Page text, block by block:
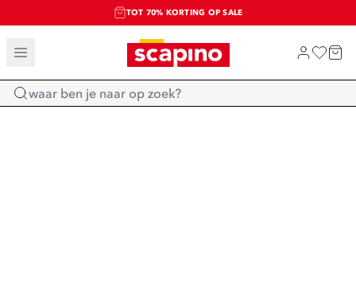
TOT 70% KORTING OP SALE
SALE: LAATSTE KANS!
SHOP NIEUW
Home